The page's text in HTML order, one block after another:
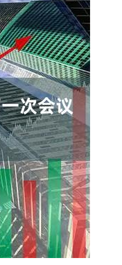
14311.01 200.89